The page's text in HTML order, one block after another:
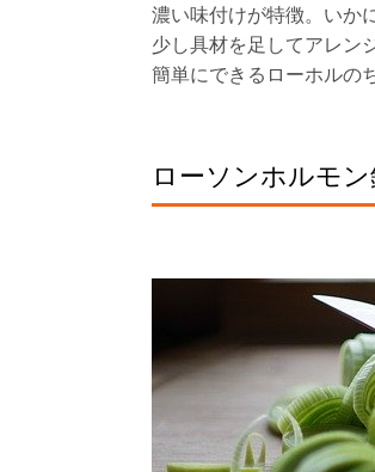
濃い味付けが特徴。いか
少し具材を足してアレン
簡単にできるローホルの
ローソンホルモ